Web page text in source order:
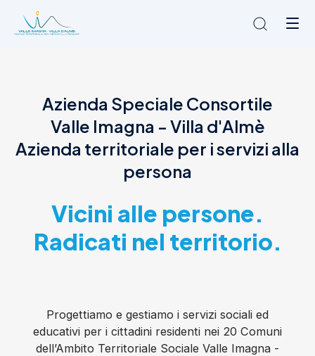
L'Ambito
Cosa facciamo
News
Amministrazione trasparente
Azienda Speciale Consortile
Valle Imagna - Villa d'Almè
Azienda territoriale per i servizi alla
persona
Vicini alle persone.
Radicati nel territorio.
Progettiamo e gestiamo i servizi sociali ed
educativi per i cittadini residenti nei 20 Comuni
dell’Ambito Territoriale Sociale Valle Imagna -